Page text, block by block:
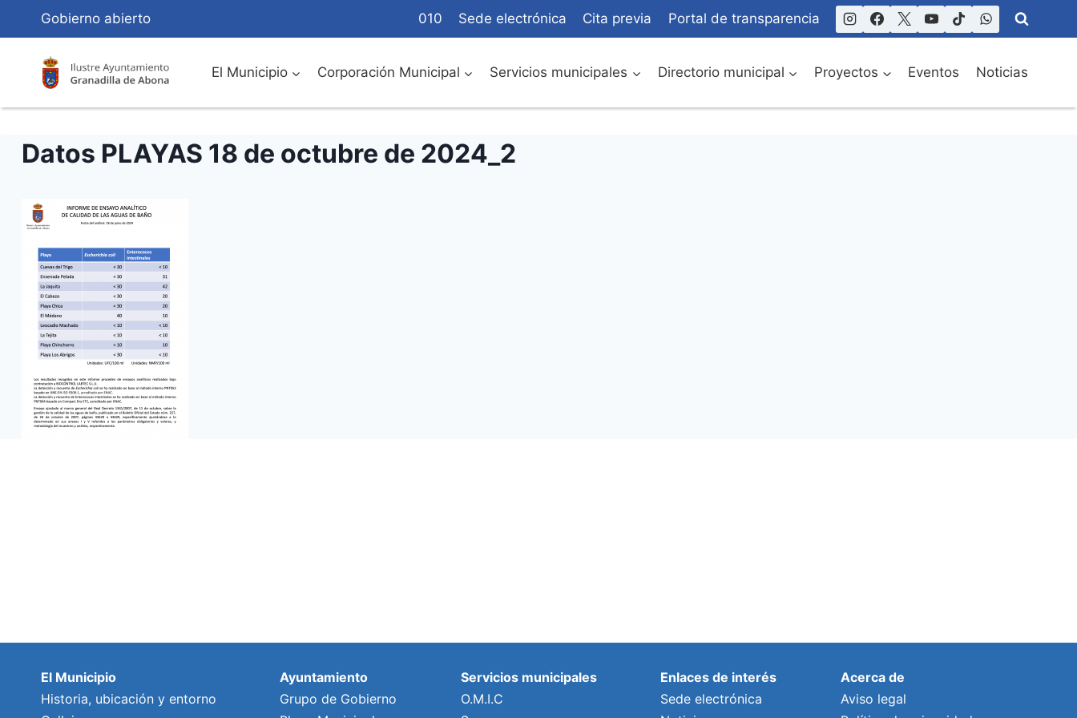
Contenido
Gobierno abierto 010 Sede electrónica Cita previa Portal de transparencia
El Municipio Corporación Municipal Servicios municipales Directorio municipal Proyectos Eventos Noticias
Datos PLAYAS 18 de octubre de 2024_2
El Municipio
Historia, ubicación y entorno
Ayuntamiento
Grupo de Gobierno
Servicios municipales
O.M.I.C
Enlaces de interés
Sede electrónica
Acerca de
Aviso legal